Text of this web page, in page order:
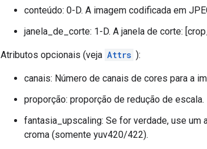
conteúdo: 0-D. A imagem codificada em
janela_de_corte: 1-D. A janela de corte:
Atributos opcionais (veja Attrs ):
canais: Número de canais de cores para a
proporção: proporção de redução de escala.
fantasia_upscaling: Se for verdade, use um
croma (somente yuv420/422).